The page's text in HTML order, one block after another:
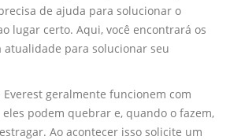
de ajuda para solucionar o
lugar certo. Aqui, você encontrará os
atualidade para solucionar seu
Everest geralmente funcionem com
podem quebrar e, quando o fazem,
Ao acontecer isso solicite um